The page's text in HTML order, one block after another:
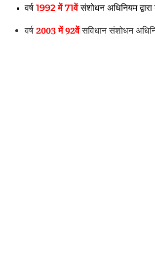
वर्ष 1992 में 71वेंसंशोधन अधिनियम द्वारा
वर्ष 2003 में 92वेंसविधान संशोधन